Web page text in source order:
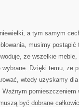
a tym samym
musimy
ze wszelkie
Dzięki temu, że
wtedy uzyskamy
być dobrane